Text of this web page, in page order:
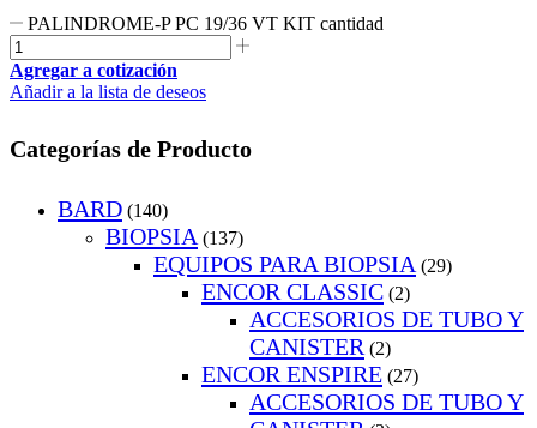
PALINDROME-P PC 19/36 VT KIT cantidad
Agregar a cotización
Añadir a la lista de deseos
Categorías de Producto
BARD (140)
BIOPSIA (137)
EQUIPOS PARA BIOPSIA (29)
ENCOR CLASSIC (2)
ACCESORIOS DE TUBO Y
CANISTER (2)
ENCOR ENSPIRE (27)
ACCESORIOS DE TUBO Y